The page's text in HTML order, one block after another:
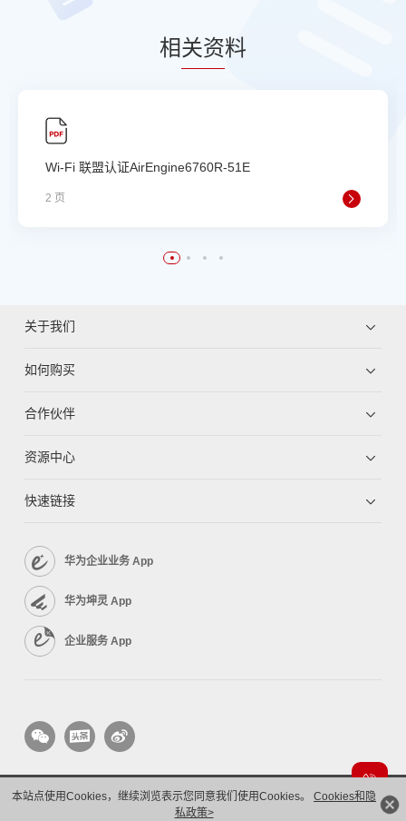
本站点使用Cookies，继续浏览表示您同意我们使用Cookies。 Cookies和隐
私政策>
相关资料
Wi-Fi 联盟认证AirEngine6760R-51E
2 页
关于我们
如何购买
合作伙伴
资源中心
快速链接
华为企业业务 App
华为坤灵 App
企业服务 App
版权所有 © 华为技术有限公司 1998-2026。 保留一切权利。粤A2-20044005号
隐私保护
法律声明